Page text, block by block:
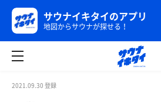
サウナイキタイのアプリ
地図からサウナが探せる！
2021.09.30 登録